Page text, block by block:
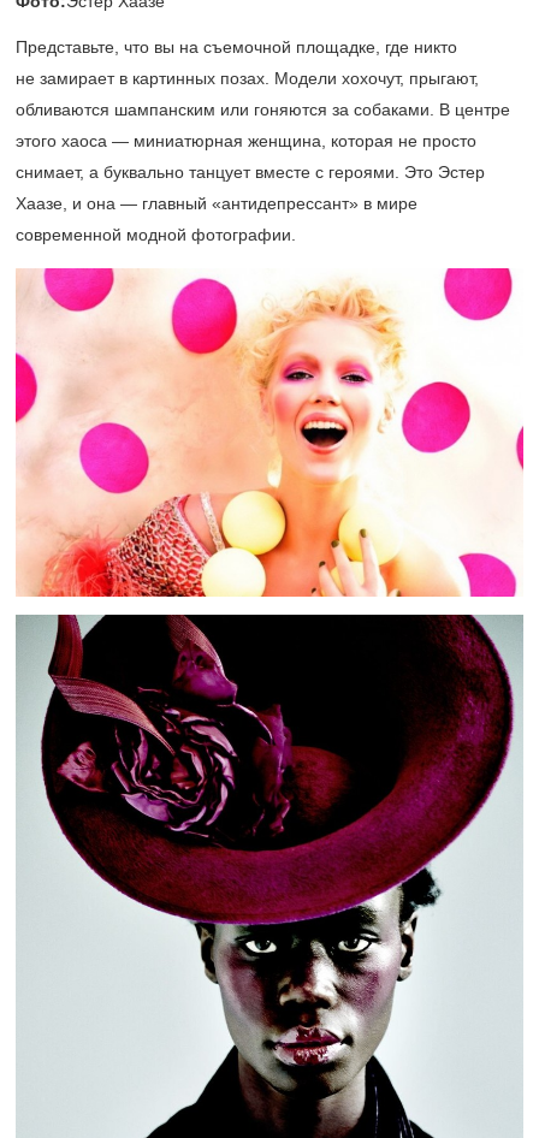
Представьте, что вы на съемочной площадке, где никто
не замирает в картинных позах. Модели хохочут, прыгают,
обливаются шампанским или гоняются за собаками. В центре
этого хаоса — миниатюрная женщина, которая не просто
снимает, а буквально танцует вместе с героями. Это Эстер
Хаазе, и она — главный «антидепрессант» в мире
современной модной фотографии.